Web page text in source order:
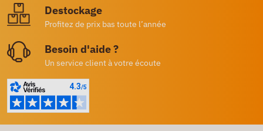
Destockage
Profitez de prix bas toute l’année
Besoin d'aide ?
Un service client à votre écoute